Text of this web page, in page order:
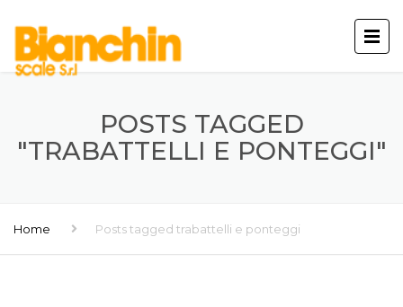
POSTS TAGGED
"TRABATTELLI E PONTEGGI"
Home Posts tagged trabattelli e ponteggi